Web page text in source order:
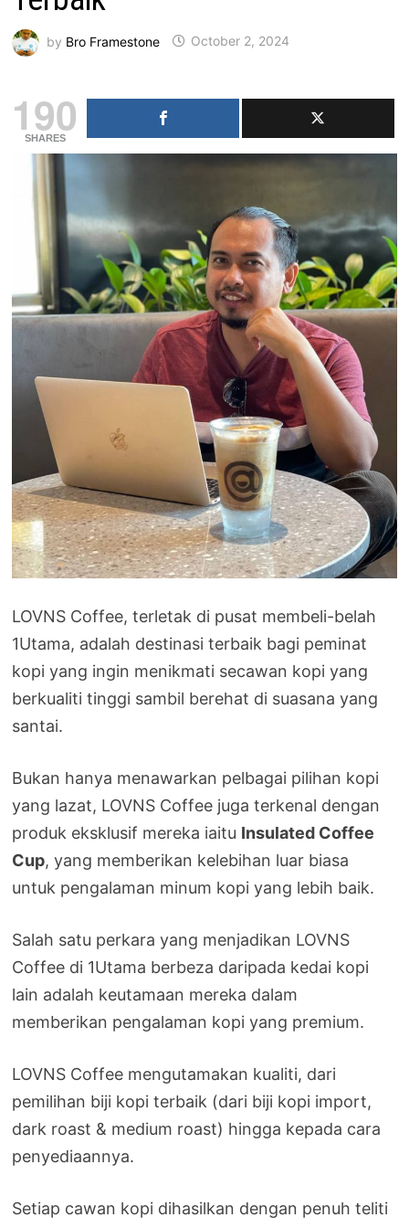
by Bro Framestone October 2, 2024
190
SHARES
LOVNS Coffee, terletak di pusat membeli-belah
1Utama, adalah destinasi terbaik bagi peminat
kopi yang ingin menikmati secawan kopi yang
berkualiti tinggi sambil berehat di suasana yang
santai.
Bukan hanya menawarkan pelbagai pilihan kopi
yang lazat, LOVNS Coffee juga terkenal dengan
produk eksklusif mereka iaitu Insulated Coffee
Cup, yang memberikan kelebihan luar biasa
untuk pengalaman minum kopi yang lebih baik.
Salah satu perkara yang menjadikan LOVNS
Coffee di 1Utama berbeza daripada kedai kopi
lain adalah keutamaan mereka dalam
memberikan pengalaman kopi yang premium.
LOVNS Coffee mengutamakan kualiti, dari
pemilihan biji kopi terbaik (dari biji kopi import,
dark roast & medium roast) hingga kepada cara
penyediaannya.
Setiap cawan kopi dihasilkan dengan penuh teliti